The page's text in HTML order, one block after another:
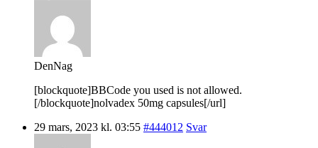
DenNag
[blockquote]BBCode you used is not allowed.
[/blockquote]nolvadex 50mg capsules[/url]
29 mars, 2023 kl. 03:55 #444012 Svar